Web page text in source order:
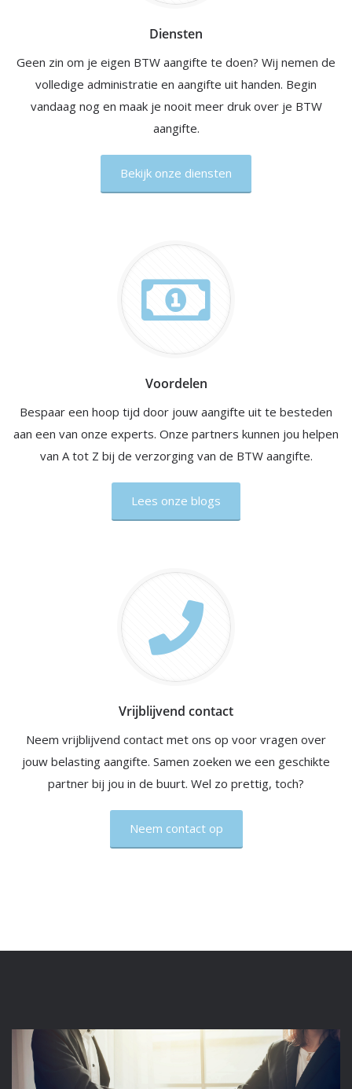
Diensten
Geen zin om je eigen BTW aangifte te doen? Wij nemen de
volledige administratie en aangifte uit handen. Begin
vandaag nog en maak je nooit meer druk over je BTW
aangifte.
Bekijk onze diensten
Voordelen
Bespaar een hoop tijd door jouw aangifte uit te besteden
aan een van onze experts. Onze partners kunnen jou helpen
van A tot Z bij de verzorging van de BTW aangifte.
Lees onze blogs
Vrijblijvend contact
Neem vrijblijvend contact met ons op voor vragen over
jouw belasting aangifte. Samen zoeken we een geschikte
partner bij jou in de buurt. Wel zo prettig, toch?
Neem contact op